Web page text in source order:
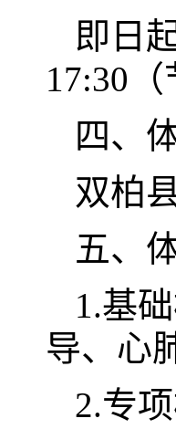
即日
17:30
四、
双柏
五、
1.基
导、心
2.专